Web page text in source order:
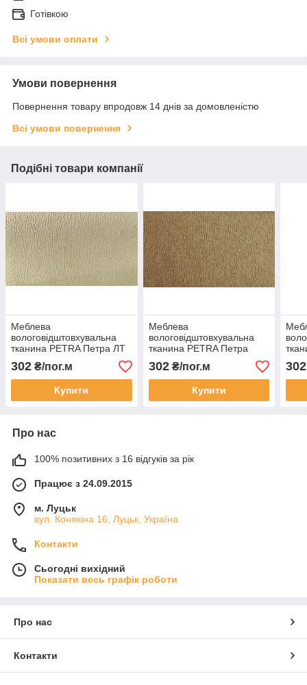
Готівкою
Всі умови оплати
Умови повернення
Повернення товару впродовж 14 днів за домовленістю
Всі умови повернення
Подібні товари компанії
Меблева
вологовідштовхувальна
тканина PETRA Петра ЛТ
беж
302 ₴/пог.м
Купити
Меблева
вологовідштовхувальна
тканина PETRA Петра
бронз
302₴/пог.м
Купити
302
Про нас
100% позитивних з 16 відгуків за рік
Працює з 24.09.2015
м. Луцьк
вул. Конякіна 16, Луцьк, Україна
Контакти
Сьогодні вихідний
Показати весь графік роботи
Про нас
Контакти